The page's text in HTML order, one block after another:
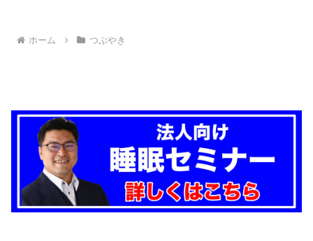
ホーム つぶやき